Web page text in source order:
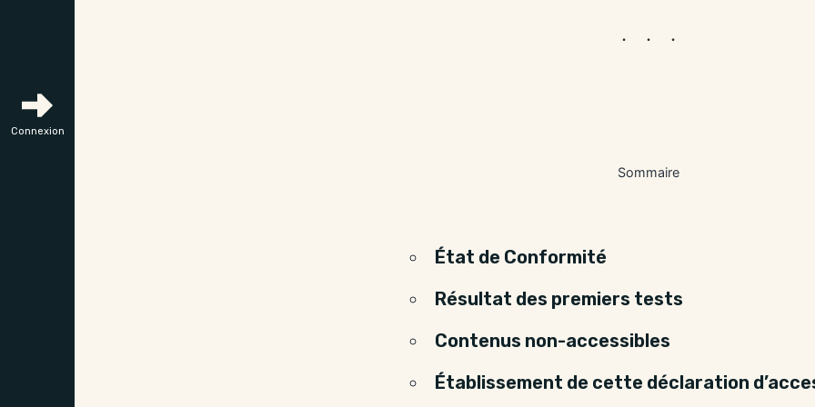
Sommaire
État de Conformité
Résultat des premiers tests
Contenus non-accessibles
Établissement de cette déclaration